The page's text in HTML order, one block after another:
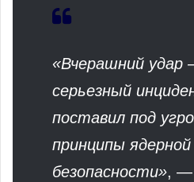
«Вчерашний
серьезный
поставил под
принципы ядерной
безопасности», —